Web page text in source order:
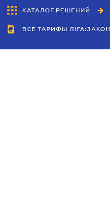
КАТАЛОГ РЕШЕНИЙ
ВСЕ ТАРИФЫ ЛІГА:ЗАКОН